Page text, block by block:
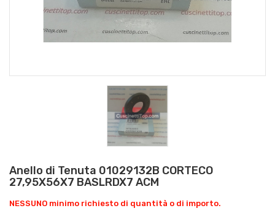
Anello di Tenuta 01029132B CORTECO
27,95X56X7 BASLRDX7 ACM
NESSUNO minimo richiesto di quantità o di importo.